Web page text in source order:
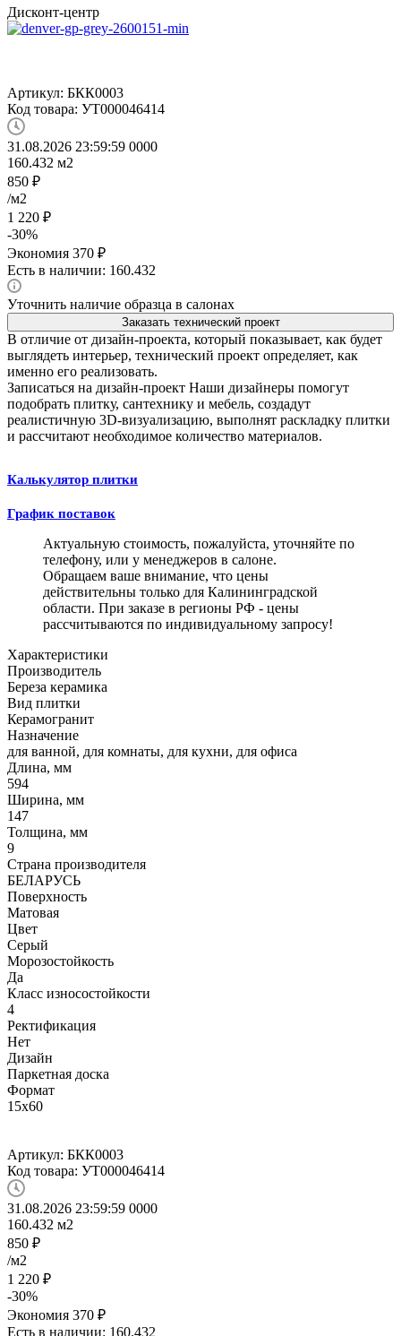
Дисконт-центр
Артикул: БКК0003
Код товара: УТ000046414
31.08.2026 23:59:59 0000
160.432 м2
850 ₽
/м2
1 220 ₽
-30%
Экономия 370 ₽
Есть в наличии: 160.432
Уточнить наличие образца в салонах
Заказать технический проект
В отличие от дизайн-проекта, который показывает, как будет
выглядеть интерьер, технический проект определяет, как
именно его реализовать.
Записаться на дизайн-проект Наши дизайнеры помогут
подобрать плитку, сантехнику и мебель, создадут
реалистичную 3D-визуализацию, выполнят раскладку плитки
и рассчитают необходимое количество материалов.
Калькулятор плитки
График поставок
Актуальную стоимость, пожалуйста, уточняйте по
телефону, или у менеджеров в салоне.
Обращаем ваше внимание, что цены
действительны только для Калининградской
области. При заказе в регионы РФ - цены
рассчитываются по индивидуальному запросу!
Характеристики
Производитель
Береза керамика
Вид плитки
Керамогранит
Назначение
для ванной, для комнаты, для кухни, для офиса
Длина, мм
594
Ширина, мм
147
Толщина, мм
9
Страна производителя
БЕЛАРУСЬ
Поверхность
Матовая
Цвет
Серый
Морозостойкость
Да
Класс износостойкости
4
Ректификация
Нет
Дизайн
Паркетная доска
Формат
15x60
Артикул: БКК0003
Код товара: УТ000046414
31.08.2026 23:59:59 0000
160.432 м2
850 ₽
/м2
1 220 ₽
-30%
Экономия 370 ₽
Есть в наличии: 160.432